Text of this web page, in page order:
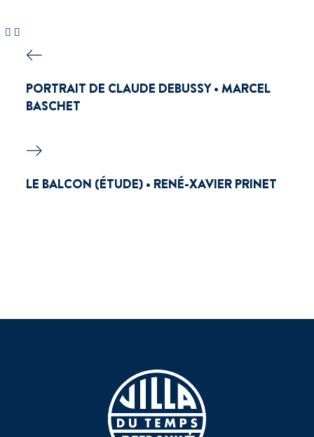
PORTRAIT DE CLAUDE DEBUSSY • MARCEL
BASCHET
LE BALCON (ÉTUDE) • RENÉ-XAVIER PRINET